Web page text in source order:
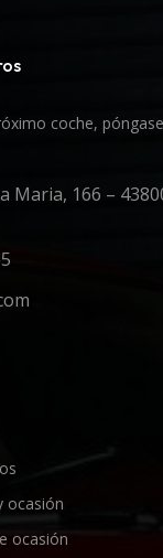
coche,
Maria, 166 –
ocasión
ocasión